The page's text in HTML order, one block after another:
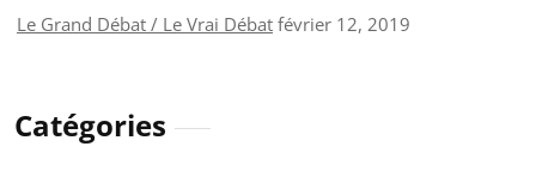
Le Grand Débat / Le Vrai Débat février 12, 2019
Catégories